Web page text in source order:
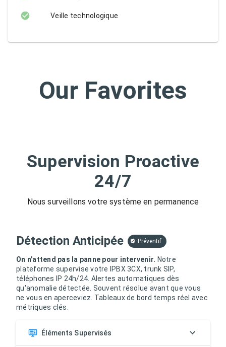
Veille technologique
Our Favorites
Supervision Proactive
24/7
Nous surveillons votre système en permanence
Détection Anticipée Préventif
On n'attend pas la panne pour intervenir. Notre
plateforme supervise votre IPBX 3CX, trunk SIP,
téléphones IP 24h/24. Alertes automatiques dès
qu'anomalie détectée. Souvent résolue avant que vous
ne vous en aperceviez. Tableaux de bord temps réel avec
métriques clés.
Éléments Supervisés